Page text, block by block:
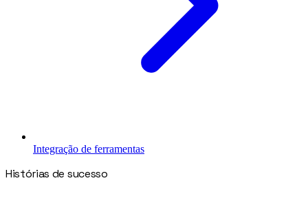
Integração de ferramentas
Histórias de sucesso